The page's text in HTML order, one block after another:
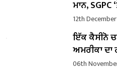
ਮਾਨ,
12th
ਇੱਕ ਕੈਸੀਨੋ
ਅਮਰੀਕਾ ਦਾ
06th